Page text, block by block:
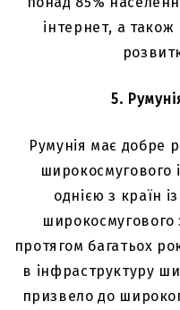
інтернет, а також
5.
Румунія має добре
широкосмугового
однією з країн
широкосмугового
протягом багатьох
в інфраструктуру
призвело до